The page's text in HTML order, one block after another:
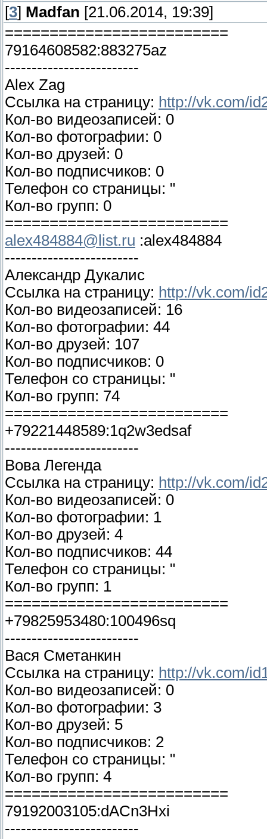
[3] Madfan [21.06.2014, 19:39]
=========================
79164608582:883275az
-------------------------
Alex Zag
Ссылка на страницу: http://vk.com/
Кол-во видеозаписей: 0
Кол-во фотографии: 0
Кол-во друзей: 0
Кол-во подписчиков: 0
Телефон со страницы: "
Кол-во групп: 0
=========================
alex484884@list.ru :alex484884
-------------------------
Александр Дукалис
Ссылка на страницу: http://vk.com/
Кол-во видеозаписей: 16
Кол-во фотографии: 44
Кол-во друзей: 107
Кол-во подписчиков: 0
Телефон со страницы: "
Кол-во групп: 74
=========================
+79221448589:1q2w3edsaf
-------------------------
Вова Легенда
Ссылка на страницу: http://vk.com/
Кол-во видеозаписей: 0
Кол-во фотографии: 1
Кол-во друзей: 4
Кол-во подписчиков: 44
Телефон со страницы: "
Кол-во групп: 1
=========================
+79825953480:100496sq
-------------------------
Вася Сметанкин
Ссылка на страницу: http://vk.com/
Кол-во видеозаписей: 0
Кол-во фотографии: 3
Кол-во друзей: 5
Кол-во подписчиков: 2
Телефон со страницы: "
Кол-во групп: 4
=========================
79192003105:dACn3Hxi
-------------------------